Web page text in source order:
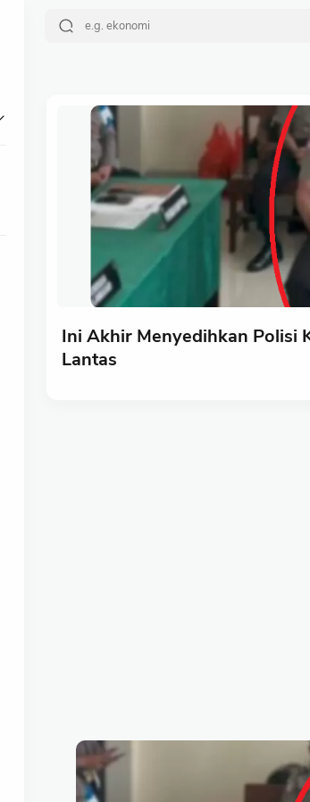
Ini Akhir Menyedihkan Polisi
Lantas